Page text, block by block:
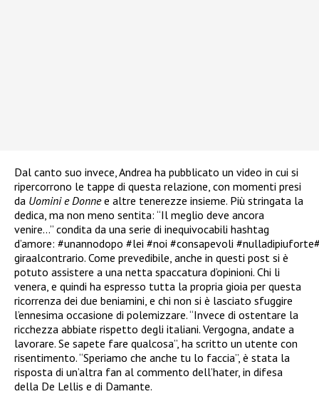
Dal canto suo invece, Andrea ha pubblicato un video in cui si
ripercorrono le tappe di questa relazione, con momenti presi
da Uomini e Donnee altre tenerezze insieme. Più stringata la
dedica, ma non meno sentita: “Il meglio deve ancora
venire…” condita da una serie di inequivocabili hashtag
d’amore: #unannodopo #lei #noi #consapevoli
giraalcontrario. Come prevedibile, anche in questi post si è
potuto assistere a una netta spaccatura d’opinioni. Chi li
venera, e quindi ha espresso tutta la propria gioia per questa
ricorrenza dei due beniamini, e chi non si è lasciato sfuggire
l’ennesima occasione di polemizzare. “Invece di ostentare la
ricchezza abbiate rispetto degli italiani. Vergogna, andate a
lavorare. Se sapete fare qualcosa”, ha scritto un utente con
risentimento. “Speriamo che anche tu lo faccia”, è stata la
risposta di un’altra fan al commento dell’hater, in difesa
della De Lellis e di Damante.